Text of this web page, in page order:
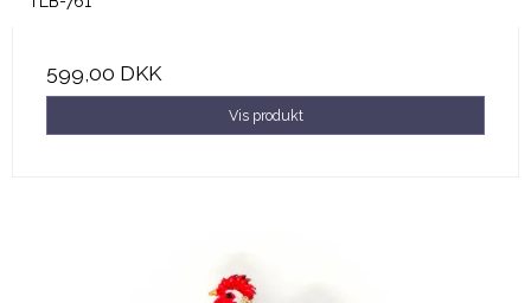
599,00 DKK
Vis produkt